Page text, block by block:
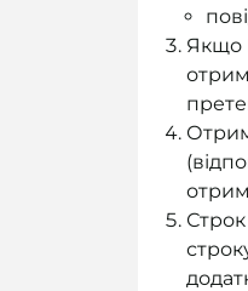
Якщо